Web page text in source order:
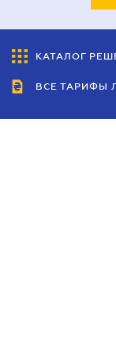
КАТАЛОГ
ВСЕ ТАРИФЫ